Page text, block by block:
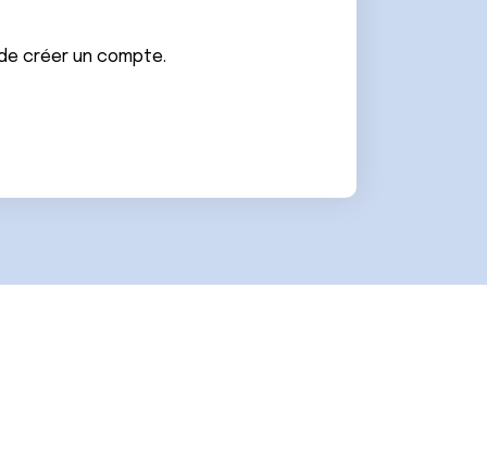
créer un compte.